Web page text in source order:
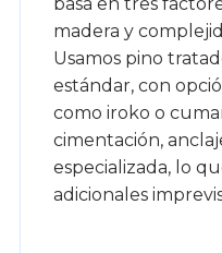
madera y
Usamos pino
estándar, con
como iroko o
cimentación,
especializada, lo
adicionales